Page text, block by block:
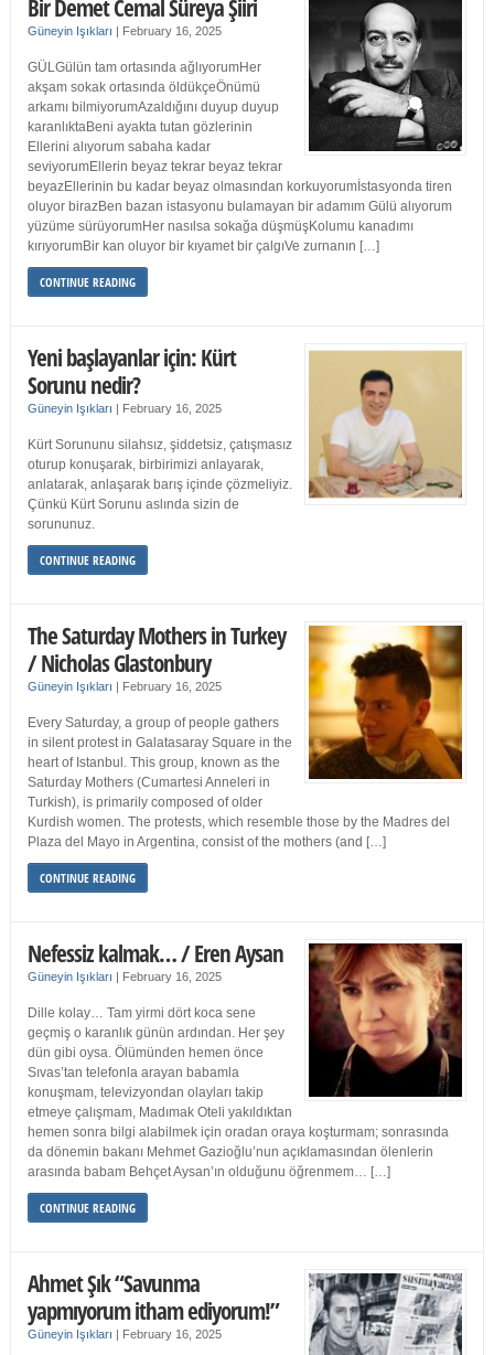
Bir Demet Cemal Süreya Şiiri
Güneyin Işıkları | February 16, 2025
GÜLGülün tam ortasında ağlıyorumHer
akşam sokak ortasında öldükçeÖnümü
arkamı bilmiyorumAzaldığını duyup duyup
karanlıktaBeni ayakta tutan gözlerinin
Ellerini alıyorum sabaha kadar
seviyorumEllerin beyaz tekrar beyaz tekrar
beyazEllerinin bu kadar beyaz olmasından korkuyorumİstasyonda tiren
oluyor birazBen bazan istasyonu bulamayan bir adamım Gülü alıyorum
yüzüme sürüyorumHer nasılsa sokağa düşmüşKolumu kanadımı
kırıyorumBir kan oluyor bir kıyamet bir çalgıVe zurnanın […]
CONTINUE READING
Yeni başlayanlar için: Kürt
Sorunu nedir?
Güneyin Işıkları | February 16, 2025
Kürt Sorununu silahsız, şiddetsiz, çatışmasız
oturup konuşarak, birbirimizi anlayarak,
anlatarak, anlaşarak barış içinde çözmeliyiz.
Çünkü Kürt Sorunu aslında sizin de
sorununuz.
CONTINUE READING
The Saturday Mothers in Turkey
/ Nicholas Glastonbury
Güneyin Işıkları | February 16, 2025
Every Saturday, a group of people gathers
in silent protest in Galatasaray Square in the
heart of Istanbul. This group, known as the
Saturday Mothers (Cumartesi Anneleri in
Turkish), is primarily composed of older
Kurdish women. The protests, which resemble those by the Madres del
Plaza del Mayo in Argentina, consist of the mothers (and […]
CONTINUE READING
Nefessiz kalmak… / Eren Aysan
Güneyin Işıkları | February 16, 2025
Dille kolay… Tam yirmi dört koca sene
geçmiş o karanlık günün ardından. Her şey
dün gibi oysa. Ölümünden hemen önce
Sıvas’tan telefonla arayan babamla
konuşmam, televizyondan olayları takip
etmeye çalışmam, Madımak Oteli yakıldıktan
hemen sonra bilgi alabilmek için oradan oraya koşturmam; sonrasında
da dönemin bakanı Mehmet Gazioğlu’nun açıklamasından ölenlerin
arasında babam Behçet Aysan’ın olduğunu öğrenmem… […]
CONTINUE READING
Ahmet Şık “Savunma
yapmıyorum itham ediyorum!”
Güneyin Işıkları | February 16, 2025